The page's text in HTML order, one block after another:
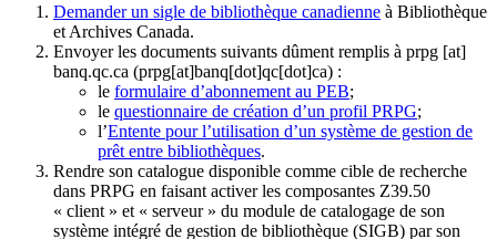
Demander un sigle de bibliothèque canadienne à Bibliothèque
et Archives Canada.
Envoyer les documents suivants dûment remplis à prpg [at]
banq.qc.ca (prpg[at]banq[dot]qc[dot]ca) :
le formulaire d’abonnement au PEB;
le questionnaire de création d’un profil PRPG;
l’Entente pour l’utilisation d’un système de gestion de
prêt entre bibliothèques.
Rendre son catalogue disponible comme cible de recherche
dans PRPG en faisant activer les composantes Z39.50
« client » et « serveur » du module de catalogage de son
système intégré de gestion de bibliothèque (SIGB) par son